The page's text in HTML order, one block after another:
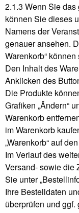
2.1.3 Wenn Sie
können Sie dieses
Namens der
genauer ansehen.
Warenkorb“
Den Inhalt des
Anklicken des
Die Produkte
Grafiken „Ändern“
Warenkorb
im Warenkorb
„Warenkorb“ auf
Im Verlauf des
Versand- sowie die
Sie unter
Ihre Bestelldaten
überprüfen und